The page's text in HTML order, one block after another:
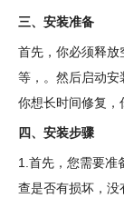
三、安装准备
首先，你必须释放
等，。然后启动安
你想长时间修复，
四、安装步骤
1.首先，您需要准
查是否有损坏，没